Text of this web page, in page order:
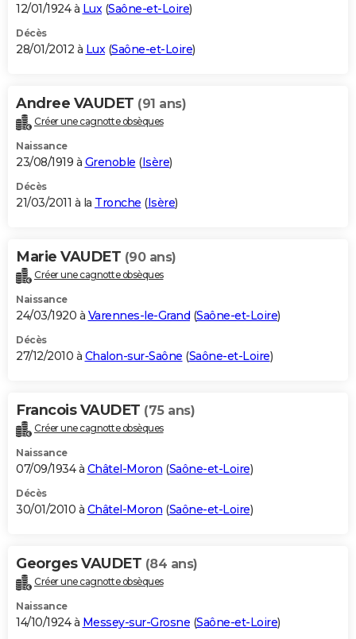
12/01/1924 à Lux(Saône-et-Loire)
Décès
28/01/2012 à Lux(Saône-et-Loire)
Andree VAUDET (91 ans)
Créer une cagnotte obsèques
Naissance
23/08/1919 à Grenoble (Isère)
Décès
21/03/2011 à la Tronche (Isère)
Marie VAUDET (90 ans)
Créer une cagnotte obsèques
Naissance
24/03/1920 à Varennes-le-Grand (Saône-et-Loire)
Décès
27/12/2010 à Chalon-sur-Saône (Saône-et-Loire)
Francois VAUDET (75 ans)
Créer une cagnotte obsèques
Naissance
07/09/1934 à Châtel-Moron (Saône-et-Loire)
Décès
30/01/2010 à Châtel-Moron (Saône-et-Loire)
Georges VAUDET (84 ans)
Créer une cagnotte obsèques
Naissance
14/10/1924 à Messey-sur-Grosne (Saône-et-Loire)